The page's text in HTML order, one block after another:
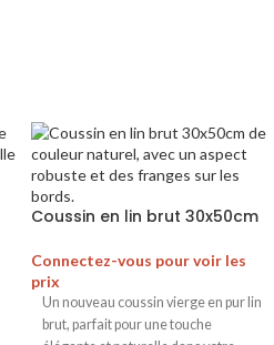
Coussin en lin brut 30x50cm
Connectez-vous pour voir les
prix
Un nouveau coussin vierge en pur lin
brut, parfait pour une touche